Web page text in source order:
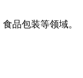
品包装等领域。